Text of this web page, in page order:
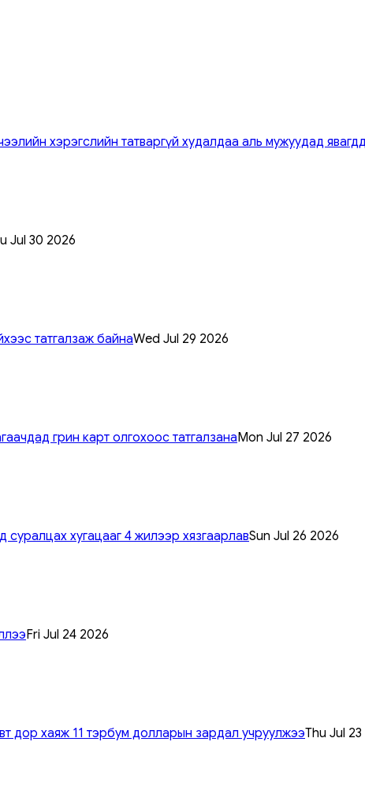
хэрэгслийн татваргүй худалдаа аль мужуудад
Jul 30 2026
татгалзаж байнаWed Jul 29 2026
грин карт олгохоос татгалзанаMon Jul 27 2026
хугацааг 4 жилээр хязгаарлавSun Jul 26 2026
Fri Jul 24 2026
дор хаяж 11 тэрбум долларын зардал учруулжээThu Jul